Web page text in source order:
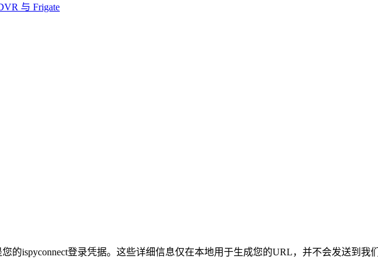
与 Frigate
的ispyconnect登录凭据。这些详细信息仅在本地用于生成您的URL，并不会发送到我